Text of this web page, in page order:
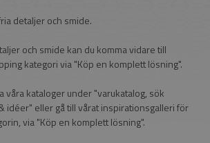
detaljer och smide.
och smide kan du komma vidare till
kategori via "Köp en komplett lösning".
våra kataloger under "varukatalog, sök
idéer" eller gå till vårat inspirationsgalleri för
via "Köp en komplett lösning".